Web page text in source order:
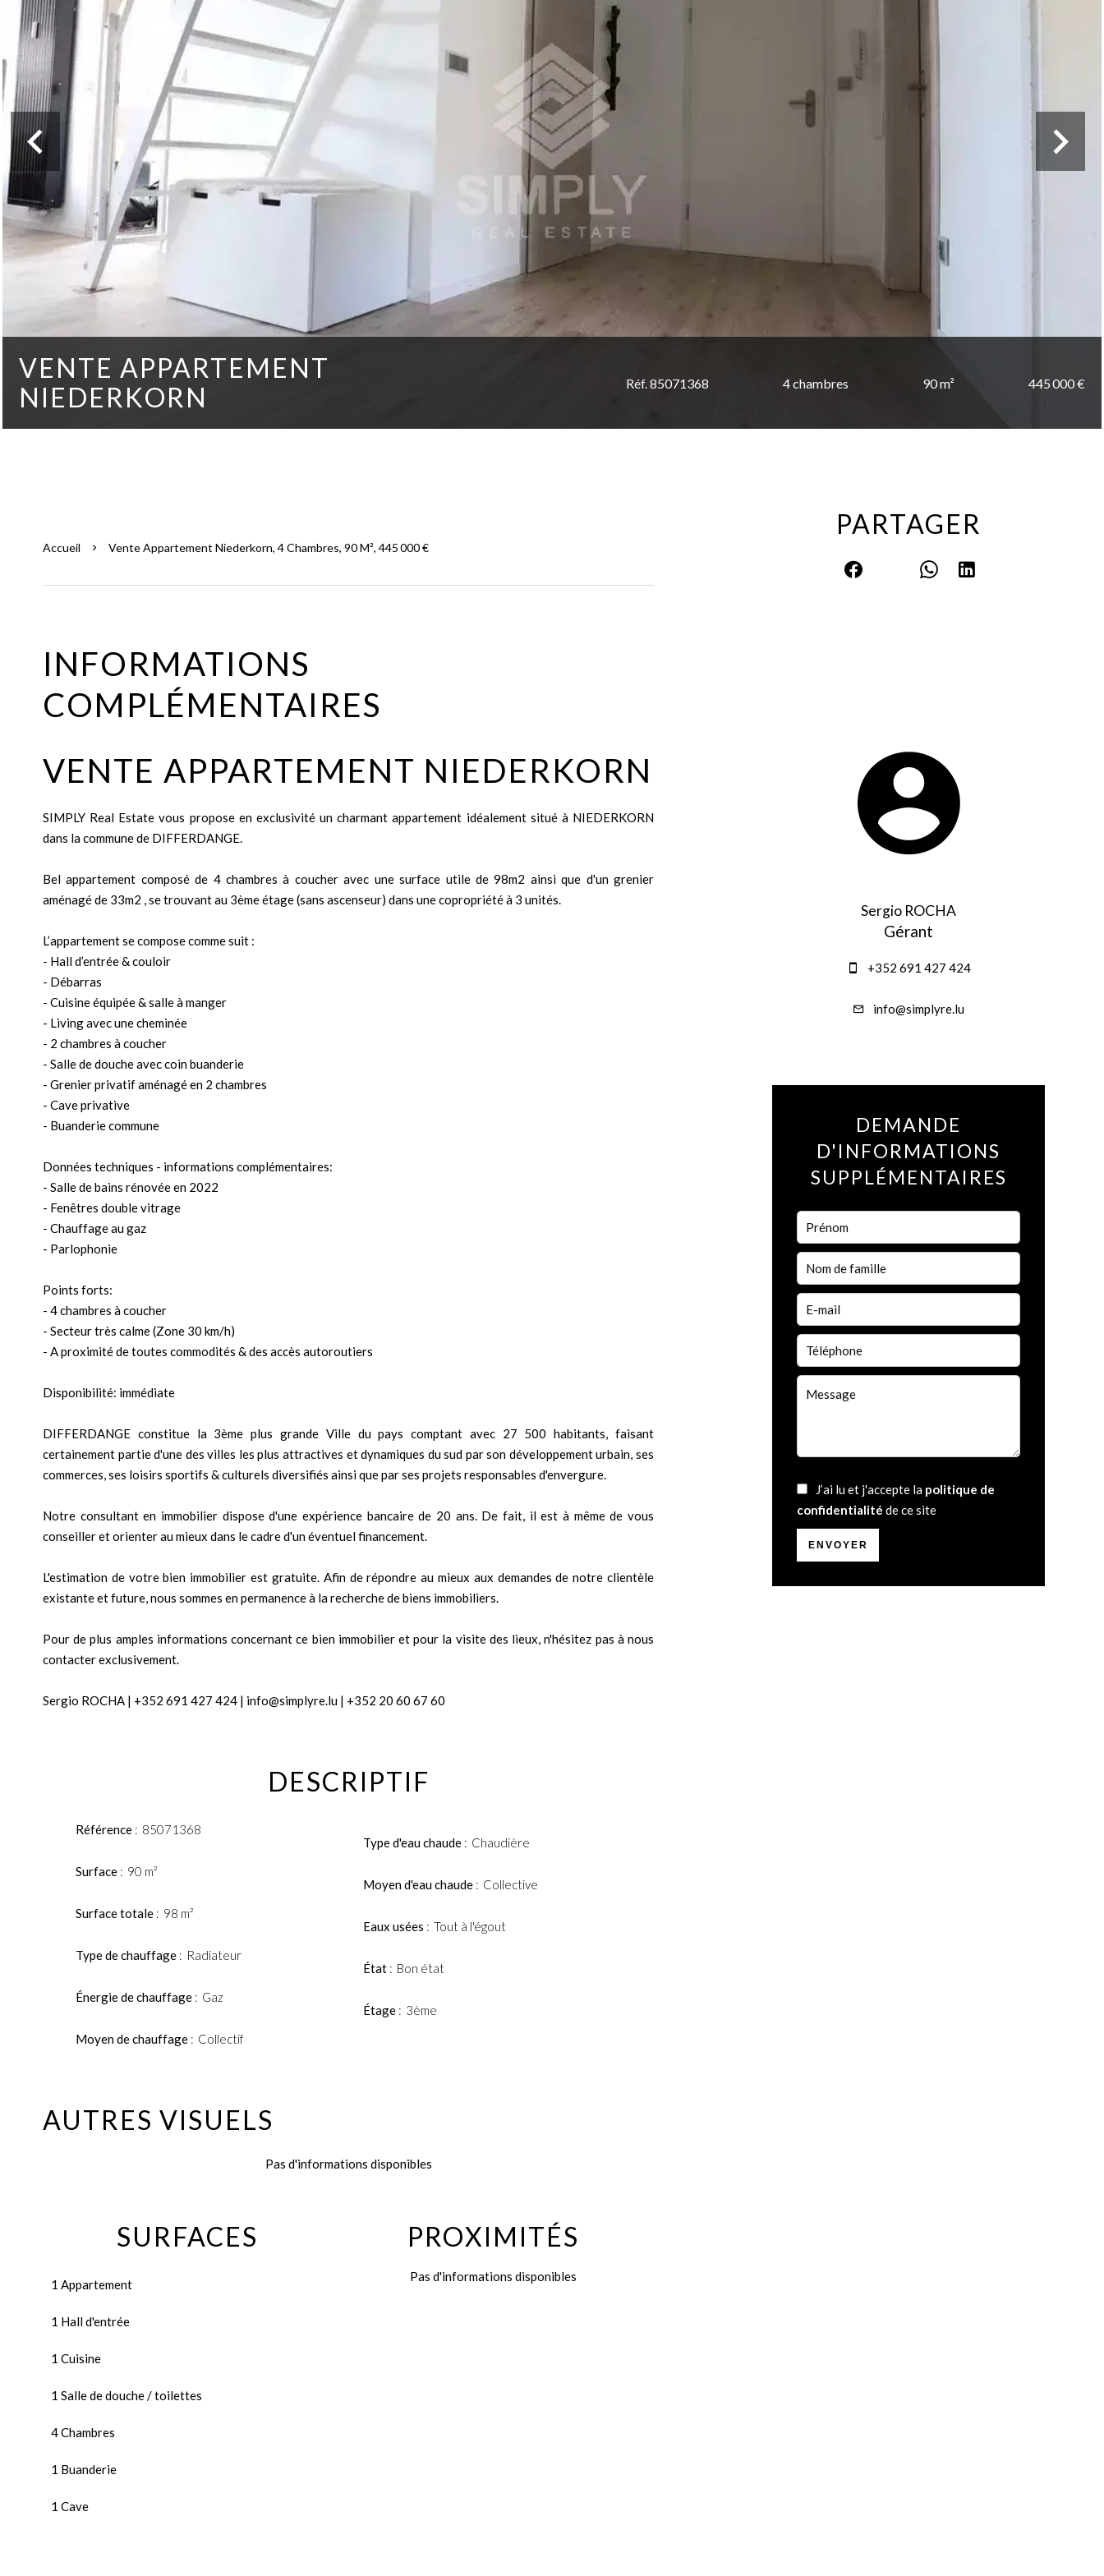
VENTE APPARTEMENT
NIEDERKORN
Réf. 85071368 4 chambres 90 m² 445 000 €
Accueil Vente Appartement Niederkorn, 4 Chambres, 90 M², 445 000 €
INFORMATIONS
COMPLÉMENTAIRES
VENTE APPARTEMENT NIEDERKORN
SIMPLY Real Estate vous propose en exclusivité un charmant appartement idéalement situé à NIEDERKORN
dans la commune de DIFFERDANGE.
Bel appartement composé de 4 chambres à coucher avec une surface utile de 98m2 ainsi que d'un grenier
aménagé de 33m2 , se trouvant au 3ème étage (sans ascenseur) dans une copropriété à 3 unités.
L’appartement se compose comme suit :
- Hall d’entrée & couloir
- Débarras
- Cuisine équipée & salle à manger
- Living avec une cheminée
- 2 chambres à coucher
- Salle de douche avec coin buanderie
- Grenier privatif aménagé en 2 chambres
- Cave privative
- Buanderie commune
Données techniques - informations complémentaires:
- Salle de bains rénovée en 2022
- Fenêtres double vitrage
- Chauffage au gaz
- Parlophonie
Points forts:
- 4 chambres à coucher
- Secteur très calme (Zone 30 km/h)
- A proximité de toutes commodités & des accès autoroutiers
Disponibilité: immédiate
DIFFERDANGE constitue la 3ème plus grande Ville du pays comptant avec 27 500 habitants, faisant
certainement partie d'une des villes les plus attractives et dynamiques du sud par son développement urbain, ses
commerces, ses loisirs sportifs & culturels diversifiés ainsi que par ses projets responsables d'envergure.
Notre consultant en immobilier dispose d'une expérience bancaire de 20 ans. De fait, il est à même de vous
conseiller et orienter au mieux dans le cadre d'un éventuel financement.
L'estimation de votre bien immobilier est gratuite. Afin de répondre au mieux aux demandes de notre clientèle
existante et future, nous sommes en permanence à la recherche de biens immobiliers.
Pour de plus amples informations concernant ce bien immobilier et pour la visite des lieux, n'hésitez pas à nous
contacter exclusivement.
Sergio ROCHA | +352 691 427 424 | info@simplyre.lu | +352 20 60 67 60
DESCRIPTIF
Référence 85071368
Surface 90 m²
Surface totale 98 m²
Type de chauffage Radiateur
Énergie de chauffage Gaz
Moyen de chauffage Collectif
Type d'eau chaude Chaudière
Moyen d'eau chaude Collective
Eaux usées Tout à l'égout
État Bon état
Étage 3ème
AUTRES VISUELS
Pas d'informations disponibles
SURFACES
1 Appartement
1 Hall d'entrée
1 Cuisine
1 Salle de douche / toilettes
4 Chambres
1 Buanderie
1 Cave
PROXIMITÉS
Pas d'informations disponibles
PARTAGER
Sergio ROCHA
Gérant
+352 691 427 424
info@simplyre.lu
DEMANDE
D'INFORMATIONS
SUPPLÉMENTAIRES
J’ai lu et j'accepte la politique de
confidentialité de ce site
ENVOYER